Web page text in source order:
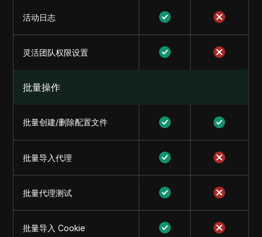
活动日志
灵活团队权限设置
批量操作
批量创建/删除配置文件
批量导入代理
批量代理测试
批量导入 Cookie